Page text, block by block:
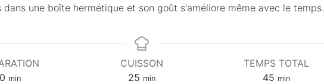
dans une boîte hermétique et son goût s'améliore même avec le temps.
m
min
CUISSON
25 m
min
TEMPS TOTAL
45 m
min